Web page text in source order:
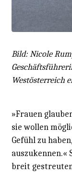
Bild: Nicole
Westösterreich
»Frauen
sie wollen
Gefühl zu
auszukennen.«
breit